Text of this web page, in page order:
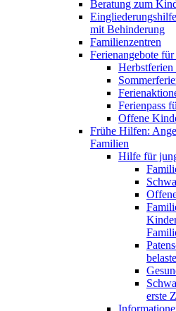
Beratung zum
mit Behinderung
Familienzentren
Ferienangebote
Ferienpass
Offene
Frühe Hilfen:
Familien
Hilfe für
erste